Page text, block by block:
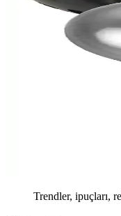
Trendler, ipuçları,